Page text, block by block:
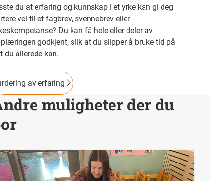
du at erfaring og kunnskap i et yrke kan gi deg
vei til et fagbrev, svennebrev eller
Du kan få hele eller deler av
godkjent, slik at du slipper å bruke tid på
du allerede kan.
av erfaring
muligheter der du